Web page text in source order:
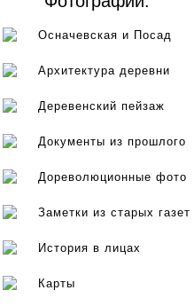
Осначевская и Посад
Архитектура деревни
Деревенский пейзаж
Документы из прошлого
Дореволюционные фото
Заметки из старых газет
История в лицах
Карты